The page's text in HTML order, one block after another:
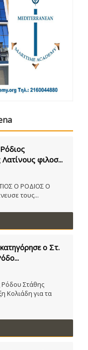
φιλοσ...
Ο ΡΟΔΙΟΣ Ο
τους...
ο Στ.
Στάθης
Κολιάδη για τα